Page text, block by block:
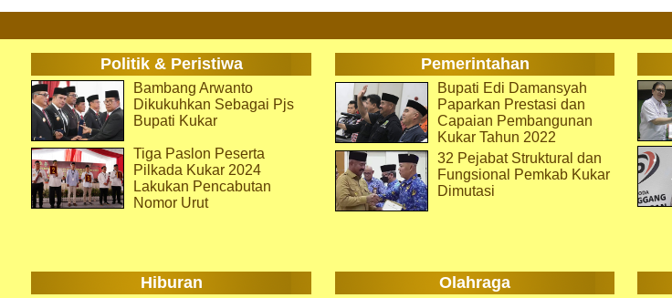
Politik & Peristiwa Pemerintahan
Bambang Arwanto
Dikukuhkan Sebagai Pjs
Bupati Kukar
Tiga Paslon Peserta
Pilkada Kukar 2024
Lakukan Pencabutan
Nomor Urut
Bupati Edi Damansyah
Paparkan Prestasi dan
Capaian Pembangunan
Kukar Tahun 2022
32 Pejabat Struktural dan
Fungsional Pemkab Kukar
Dimutasi
Hiburan Olahraga